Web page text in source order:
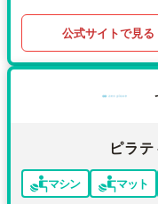
公式サイトで見る
ピラ
マシン マット